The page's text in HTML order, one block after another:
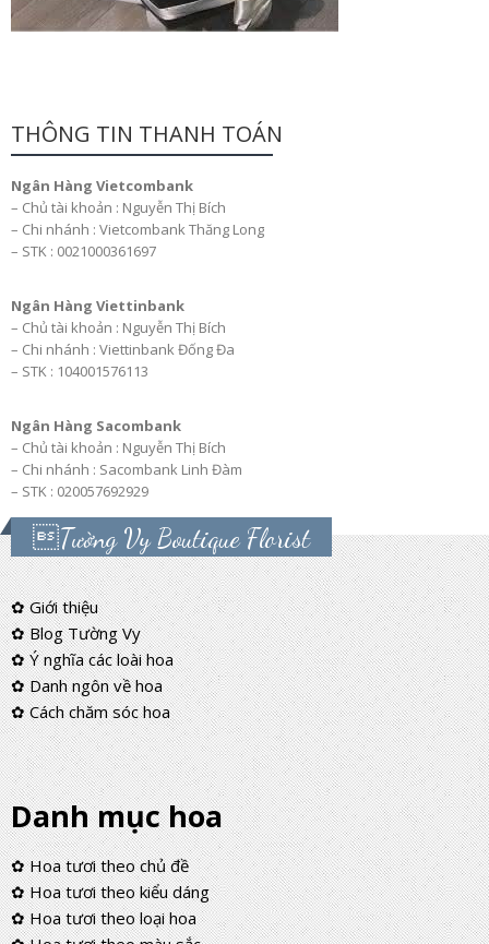
THÔNG TIN THANH TOÁN
Ngân Hàng Vietcombank
– Chủ tài khoản : Nguyễn Thị Bích
– Chi nhánh : Vietcombank Thăng Long
– STK : 0021000361697
Ngân Hàng Viettinbank
– Chủ tài khoản : Nguyễn Thị Bích
– Chi nhánh : Viettinbank Đống Đa
– STK : 104001576113
Ngân Hàng Sacombank
– Chủ tài khoản : Nguyễn Thị Bích
– Chi nhánh : Sacombank Linh Đàm
– STK : 020057692929
Tường Vy Boutique Florist
✿ Giới thiệu
✿ Blog Tường Vy
✿ Ý nghĩa các loài hoa
✿ Danh ngôn về hoa
✿ Cách chăm sóc hoa
Danh mục hoa
✿ Hoa tươi theo chủ đề
✿ Hoa tươi theo kiểu dáng
✿ Hoa tươi theo loại hoa